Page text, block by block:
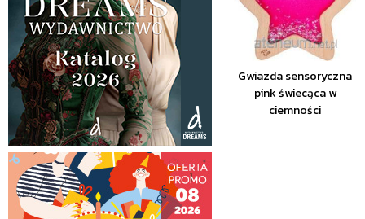
Gwiazda sensoryczna
pink świecąca w
ciemności